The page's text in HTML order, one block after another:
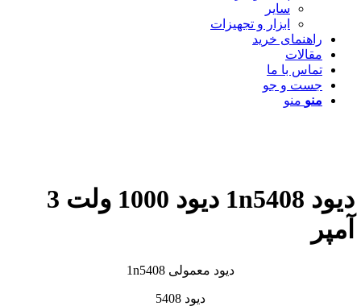
سایر
ابزار و تجهیزات
راهنمای خرید
مقالات
تماس با ما
جست و جو
منو منو
دیود 1n5408 دیود 1000 ولت 3
آمپر
دیود معمولی 1n5408
دیود 5408